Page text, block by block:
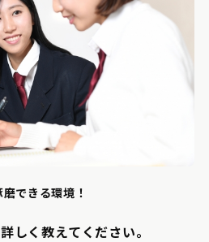
できる環境！
く教えてください。